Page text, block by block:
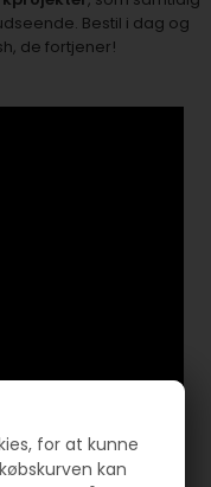
for at kunne
kan
Bestil i dag og
de fortjener!